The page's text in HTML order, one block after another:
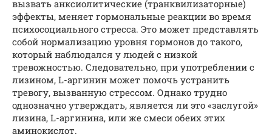
вызвать анксиолитические (транквилизаторные)
эффекты, меняет гормональные реакции во время
психосоциального стресса. Это может представлять
собой нормализацию уровня гормонов до такого,
который наблюдался у людей с низкой
тревожностью. Следовательно, при употреблении с
лизином, L-аргинин может помочь устранить
тревогу, вызванную стрессом. Однако трудно
однозначно утверждать, является ли это «заслугой»
лизина, L-аргинина, или же смеси обеих этих
аминокислот.